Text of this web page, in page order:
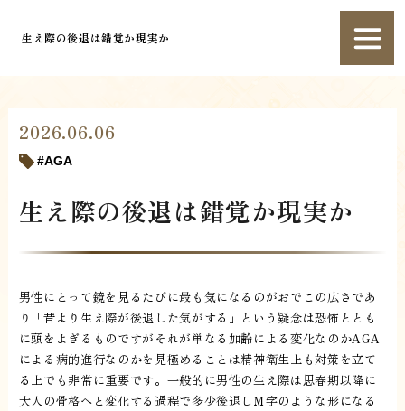
生え際の後退は錯覚か現実か
2026.06.06
AGA
生え際の後退は錯覚か現実か
男性にとって鏡を見るたびに最も気になるのがおでこの広さであ
り「昔より生え際が後退した気がする」という疑念は恐怖ととも
に頭をよぎるものですがそれが単なる加齢による変化なのかAGA
による病的進行なのかを見極めることは精神衛生上も対策を立て
る上でも非常に重要です。一般的に男性の生え際は思春期以降に
大人の骨格へと変化する過程で多少後退しＭ字のような形になる